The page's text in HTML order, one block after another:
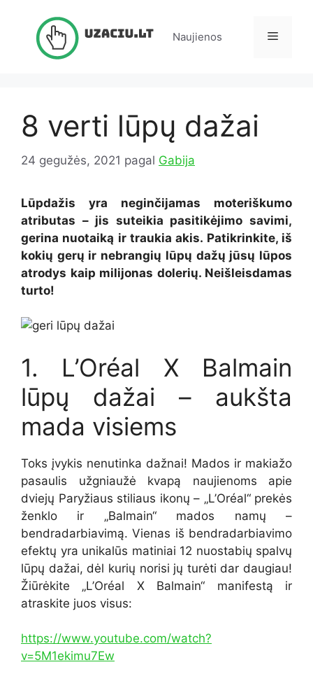
Naujienos Meniu
8 verti lūpų dažai
24 gegužės, 2021 pagal Gabija
Lūpdažis yra neginčijamas moteriškumo
atributas – jis suteikia pasitikėjimo savimi,
gerina nuotaiką ir traukia akis. Patikrinkite, iš
kokių gerų ir nebrangių lūpų dažų jūsų lūpos
atrodys kaip milijonas dolerių. Neišleisdamas
turto!
1. L’Oréal X Balmain
lūpų dažai – aukšta
mada visiems
Toks įvykis nenutinka dažnai! Mados ir makiažo
pasaulis užgniaužė kvapą naujienoms apie
dviejų Paryžiaus stiliaus ikonų – „L’Oréal“ prekės
ženklo ir „Balmain“ mados namų –
bendradarbiavimą. Vienas iš bendradarbiavimo
efektų yra unikalūs matiniai 12 nuostabių spalvų
lūpų dažai, dėl kurių norisi jų turėti dar daugiau!
Žiūrėkite „L’Oréal X Balmain“ manifestą ir
atraskite juos visus:
https://www.youtube.com/watch?
v=5M1ekimu7Ew